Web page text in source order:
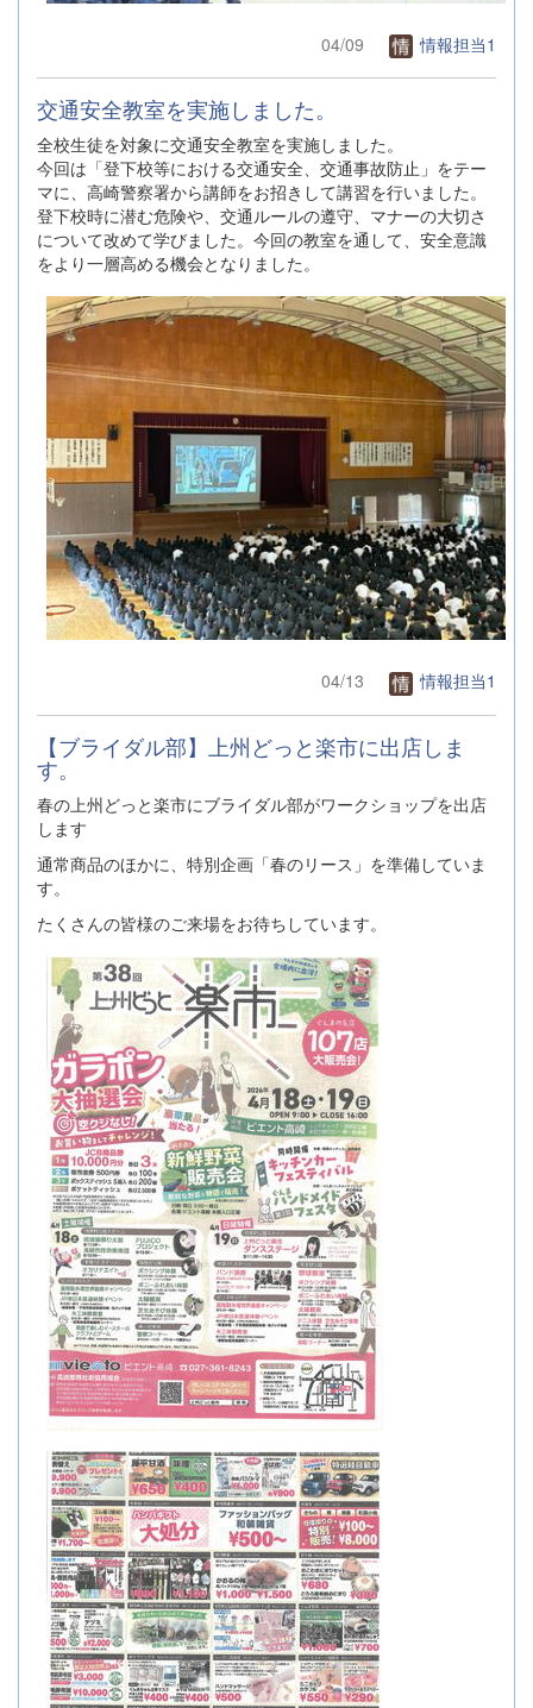
04/09 情報担当1
交通安全教室を実施しました。
全校生徒を対象に交通安全教室を実施しました。
今回は「登下校等における交通安全、交通事故防止」をテー
マに、高崎警察署から講師をお招きして講習を行いました。
登下校時に潜む危険や、交通ルールの遵守、マナーの大切さ
について改めて学びました。今回の教室を通して、安全意識
をより一層高める機会となりました。
04/13 情報担当1
【ブライダル部】上州どっと楽市に出店しま
す。
春の上州どっと楽市にブライダル部がワークショップを出店
します
通常商品のほかに、特別企画「春のリース」を準備していま
す。
たくさんの皆様のご来場をお待ちしています。